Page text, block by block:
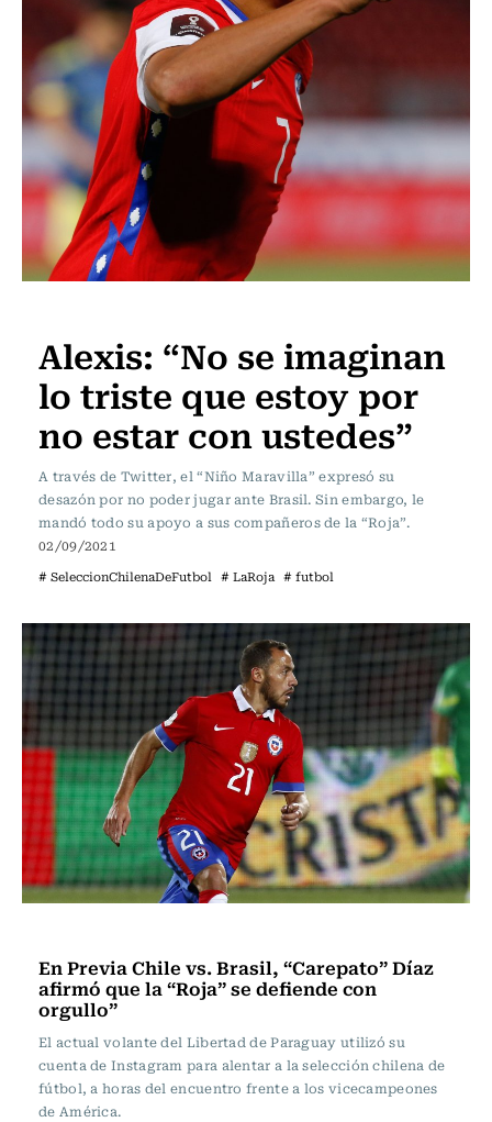
Alexis: “No se imaginan
lo triste que estoy por
no estar con ustedes”
A través de Twitter, el “Niño Maravilla” expresó su
desazón por no poder jugar ante Brasil. Sin embargo, le
mandó todo su apoyo a sus compañeros de la “Roja”.
02/09/2021
# SeleccionChilenaDeFutbol # LaRoja # futbol
En Previa Chile vs. Brasil, “Carepato” Díaz
afirmó que la “Roja” se defiende con
orgullo”
El actual volante del Libertad de Paraguay utilizó su
cuenta de Instagram para alentar a la selección chilena de
fútbol, a horas del encuentro frente a los vicecampeones
de América.